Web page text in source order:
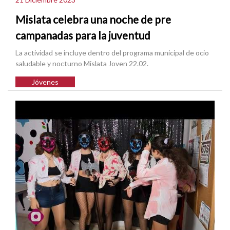
Mislata celebra una noche de pre
campanadas para la juventud
La actividad se incluye dentro del programa municipal de ocio
saludable y nocturno Mislata Joven 22.02.
Jóvenes